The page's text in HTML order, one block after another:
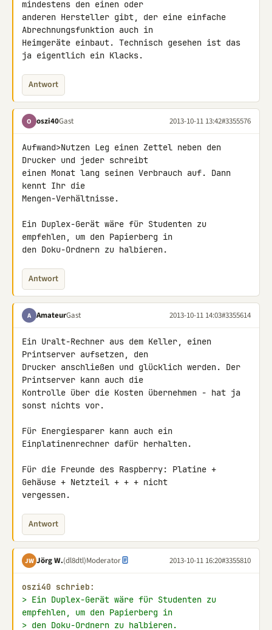
mindestens den einen oder
anderen Hersteller gibt, der eine einfache
Abrechnungsfunktion auch in
Heimgeräte einbaut. Technisch gesehen ist das
ja eigentlich ein Klacks.
Antwort
O oszi40Gast 2013-10-11 13:42#3355576
Aufwand>Nutzen Leg einen Zettel neben den
Drucker und jeder schreibt
einen Monat lang seinen Verbrauch auf. Dann
kennt Ihr die
Mengen-Verhältnisse.
Ein Duplex-Gerät wäre für Studenten zu
empfehlen, um den Papierberg in
den Doku-Ordnern zu halbieren.
Antwort
A AmateurGast 2013-10-11 14:03#3355614
Ein Uralt-Rechner aus dem Keller, einen
Printserver aufsetzen, den
Drucker anschließen und glücklich werden. Der
Printserver kann auch die
Kontrolle über die Kosten übernehmen - hat ja
sonst nichts vor.
Für Energiesparer kann auch ein
Einplatinenrechner dafür herhalten.
Für die Freunde des Raspberry: Platine +
Gehäuse + Netzteil + + + nicht
vergessen.
Antwort
JW Jörg W.(dl8dtl)Moderator 2013-10-11 16:20#3355810
oszi40 schrieb:
> Ein Duplex-Gerät wäre für Studenten zu
empfehlen, um den Papierberg in
> den Doku-Ordnern zu halbieren.